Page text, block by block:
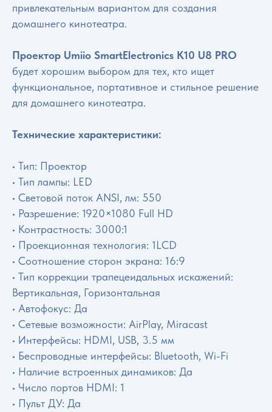
привлекательным вариантом для создания
домашнего кинотеатра.
Проектор Umiio SmartElectronics К10 U8 PRO
будет хорошим выбором для тех, кто ищет
функциональное, портативное и стильное решение
для домашнего кинотеатра.
Технические характеристики:
• Тип: Проектор
• Тип лампы: LED
• Световой поток ANSI, лм: 550
• Разрешение: 1920×1080 Full HD
• Контрастность: 3000:1
• Проекционная технология: 1LCD
• Соотношение сторон экрана: 16:9
• Тип коррекции трапецеидальных искажений:
Вертикальная, Горизонтальная
• Автофокус: Да
• Сетевые возможности: AirPlay, Miracast
• Интерфейсы: HDMI, USB, 3.5 мм
• Беспроводные интерфейсы: Bluetooth, Wi-Fi
• Наличие встроенных динамиков: Да
• Число портов HDMI: 1
• Пульт ДУ: Да